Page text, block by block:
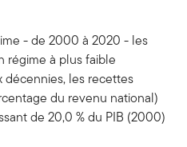
- de 2000 à 2020 - les
régime à plus faible
décennies, les recettes
du revenu national)
de 20,0 % du PIB (2000)